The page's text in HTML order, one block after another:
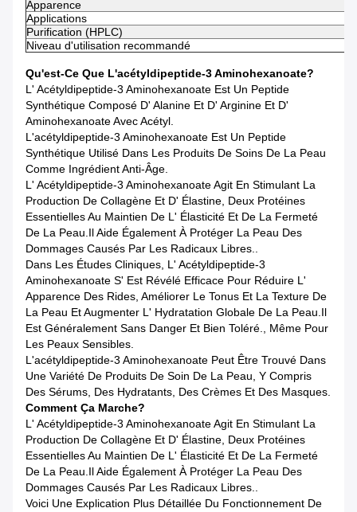
Apparence
Applications
Purification (HPLC)
Niveau d'utilisation recommandé
Qu'est-Ce Que L'acétyldipeptide-3 Aminohexanoate?
L' Acétyldipeptide-3 Aminohexanoate Est Un Peptide
Synthétique Composé D' Alanine Et D' Arginine Et D'
Aminohexanoate Avec Acétyl.
L'acétyldipeptide-3 Aminohexanoate Est Un Peptide
Synthétique Utilisé Dans Les Produits De Soins De La Peau
Comme Ingrédient Anti-Âge.
L' Acétyldipeptide-3 Aminohexanoate Agit En Stimulant La
Production De Collagène Et D' Élastine, Deux Protéines
Essentielles Au Maintien De L' Élasticité Et De La Fermeté
De La Peau.Il Aide Également À Protéger La Peau Des
Dommages Causés Par Les Radicaux Libres..
Dans Les Études Cliniques, L' Acétyldipeptide-3
Aminohexanoate S' Est Révélé Efficace Pour Réduire L'
Apparence Des Rides, Améliorer Le Tonus Et La Texture De
La Peau Et Augmenter L' Hydratation Globale De La Peau.Il
Est Généralement Sans Danger Et Bien Toléré., Même Pour
Les Peaux Sensibles.
L'acétyldipeptide-3 Aminohexanoate Peut Être Trouvé Dans
Une Variété De Produits De Soin De La Peau, Y Compris
Des Sérums, Des Hydratants, Des Crèmes Et Des Masques.
Comment Ça Marche?
L' Acétyldipeptide-3 Aminohexanoate Agit En Stimulant La
Production De Collagène Et D' Élastine, Deux Protéines
Essentielles Au Maintien De L' Élasticité Et De La Fermeté
De La Peau.Il Aide Également À Protéger La Peau Des
Dommages Causés Par Les Radicaux Libres..
Voici Une Explication Plus Détaillée Du Fonctionnement De